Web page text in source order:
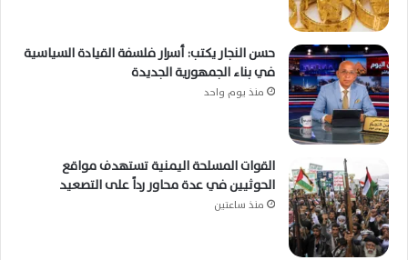
حسن النجار يكتب: أسرار فلسفة القيادة السياسية
في بناء الجمهورية الجديدة
منذ يوم واحد
القوات المسلحة اليمنية تستهدف مواقع
الحوثيين في عدة محاور رداً على التصعيد
منذ ساعتين